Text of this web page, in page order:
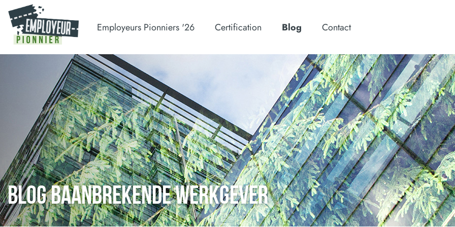
Employeurs Pionniers '26 Certification Blog Contact
BLOG BAANBREKENDE WERKGEVER